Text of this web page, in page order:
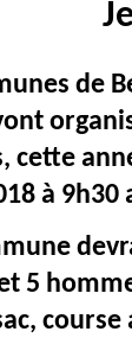
de
cette
à 9h30
5